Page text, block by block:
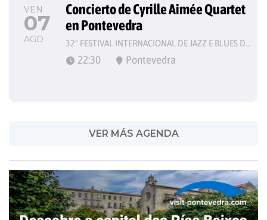
VEN
07
AGO
Concierto de Cyrille Aimée Quartet
en Pontevedra
32º FESTIVAL INTERNACIONAL DE JAZZ E BLUES DE PONTEVEDRA
22:30 Pontevedra
VER MÁS AGENDA